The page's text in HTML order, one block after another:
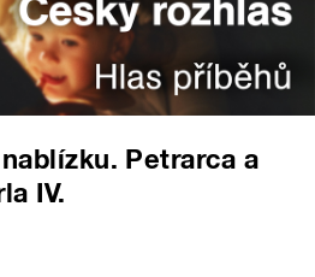
Petrarca a
IV.